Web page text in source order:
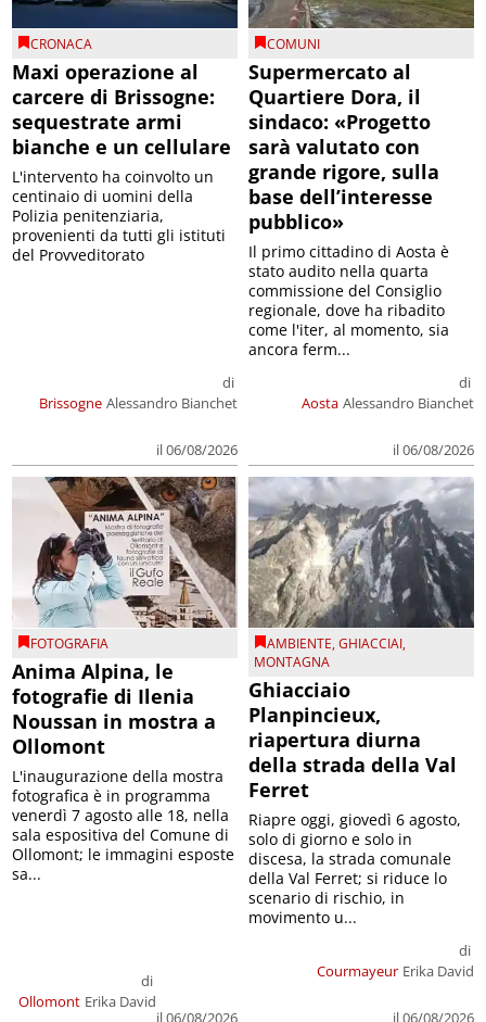
CRONACA
Maxi operazione al
carcere di Brissogne:
sequestrate armi
bianche e un cellulare
Brissogne
di
Alessandro Bianchet
il 06/08/2026
L'intervento ha coinvolto un
centinaio di uomini della
Polizia penitenziaria,
provenienti da tutti gli istituti
del Provveditorato
COMUNI
Supermercato al
Quartiere Dora, il
sindaco: «Progetto
sarà valutato con
grande rigore, sulla
base dell’interesse
pubblico»
Aosta
di
Alessandro Bianchet
il 06/08/2026
Il primo cittadino di Aosta è
stato audito nella quarta
commissione del Consiglio
regionale, dove ha ribadito
come l'iter, al momento, sia
ancora ferm...
FOTOGRAFIA
Anima Alpina, le
fotografie di Ilenia
Noussan in mostra a
Ollomont
Ollomont
di
Erika David
il 06/08/2026
L'inaugurazione della mostra
fotografica è in programma
venerdì 7 agosto alle 18, nella
sala espositiva del Comune di
Ollomont; le immagini esposte
sa...
AMBIENTE,GHIACCIAI,
MONTAGNA
Ghiacciaio
Planpincieux,
riapertura diurna
della strada della Val
Ferret
Courmayeur
di
Erika David
il 06/08/2026
Riapre oggi, giovedì 6 agosto,
solo di giorno e solo in
discesa, la strada comunale
della Val Ferret; si riduce lo
scenario di rischio, in
movimento u...